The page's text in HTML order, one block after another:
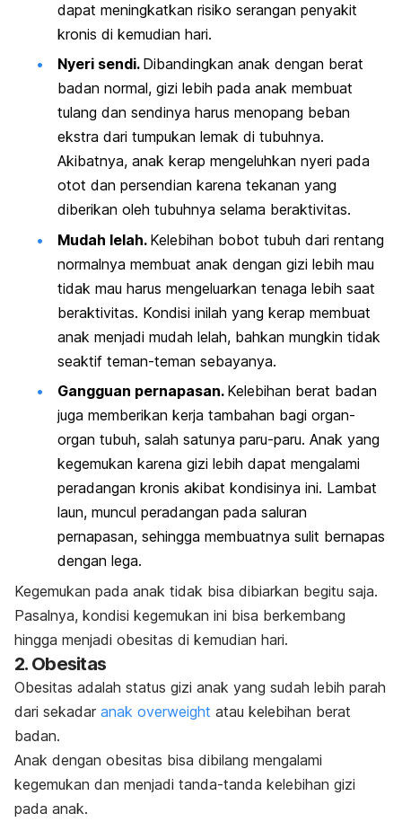
dapat meningkatkan risiko serangan penyakit
kronis di kemudian hari.
Nyeri sendi. Dibandingkan anak dengan berat
badan normal, gizi lebih pada anak membuat
tulang dan sendinya harus menopang beban
ekstra dari tumpukan lemak di tubuhnya.
Akibatnya, anak kerap mengeluhkan nyeri pada
otot dan persendian karena tekanan yang
diberikan oleh tubuhnya selama beraktivitas.
Mudah lelah. Kelebihan bobot tubuh dari rentang
normalnya membuat anak dengan gizi lebih mau
tidak mau harus mengeluarkan tenaga lebih saat
beraktivitas. Kondisi inilah yang kerap membuat
anak menjadi mudah lelah, bahkan mungkin tidak
seaktif teman-teman sebayanya.
Gangguan pernapasan. Kelebihan berat badan
juga memberikan kerja tambahan bagi organ-
organ tubuh, salah satunya paru-paru. Anak yang
kegemukan karena gizi lebih dapat mengalami
peradangan kronis akibat kondisinya ini. Lambat
laun, muncul peradangan pada saluran
pernapasan, sehingga membuatnya sulit bernapas
dengan lega.
Kegemukan pada anak tidak bisa dibiarkan begitu saja.
Pasalnya, kondisi kegemukan ini bisa berkembang
hingga menjadi obesitas di kemudian hari.
2. Obesitas
Obesitas adalah status gizi anak yang sudah lebih parah
dari sekadar anak overweight atau kelebihan berat
badan.
Anak dengan obesitas bisa dibilang mengalami
kegemukan dan menjadi tanda-tanda kelebihan gizi
pada anak.